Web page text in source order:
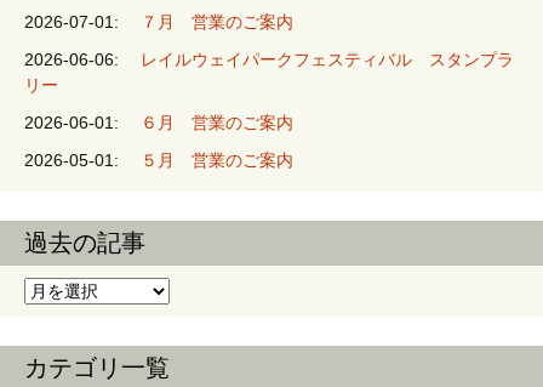
2026-07-01:
７月 営業のご案内
2026-06-06:
レイルウェイパークフェスティバル スタンプラ
リー
2026-06-01:
６月 営業のご案内
2026-05-01:
５月 営業のご案内
過去の記事
過去の記事
カテゴリ一覧